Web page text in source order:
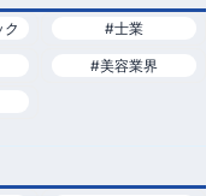
#士業
#美容業界